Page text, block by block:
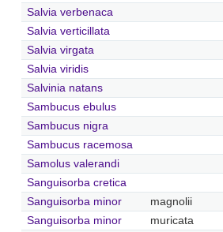
Salvia verbenaca
Salvia verticillata
Salvia virgata
Salvia viridis
Salvinia natans
Sambucus ebulus
Sambucus nigra
Sambucus racemosa
Samolus valerandi
Sanguisorba cretica
Sanguisorba minor
magnolii
Sanguisorba minor
muricata